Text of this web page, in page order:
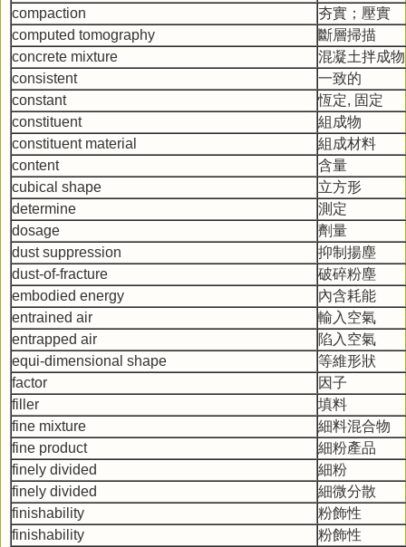
compaction
夯實；壓實
computed tomography
斷層掃描
concrete mixture
混凝土拌成物
consistent
一致的
constant
恆定, 固定
constituent
組成物
constituent material
組成材料
content
含量
cubical shape
立方形
determine
測定
dosage
劑量
dust suppression
抑制揚塵
dust-of-fracture
破碎粉塵
embodied energy
內含耗能
entrained air
輸入空氣
entrapped air
陷入空氣
equi-dimensional shape
等維形狀
factor
因子
filler
填料
fine mixture
細料混合物
fine product
細粉產品
finely divided
細粉
finely divided
細微分散
finishability
粉飾性
finishability
粉飾性